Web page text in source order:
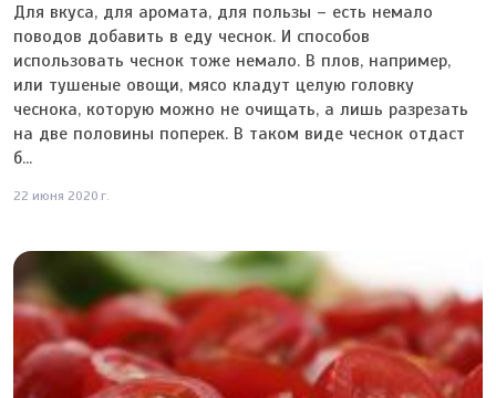
Для вкуса, для аромата, для пользы – есть немало
поводов добавить в еду чеснок. И способов
использовать чеснок тоже немало. В плов, например,
или тушеные овощи, мясо кладут целую головку
чеснока, которую можно не очищать, а лишь разрезать
на две половины поперек. В таком виде чеснок отдаст
б...
22 июня 2020 г.